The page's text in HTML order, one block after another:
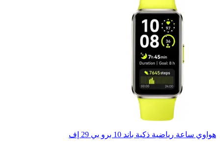
هواوي ساعة رياضية ذكية باند 10 برو بي 29 إف